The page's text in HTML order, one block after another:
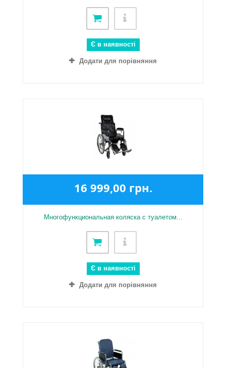
Є в наявності
Додати для порівняння
16 999,00 грн.
Многофункциональная коляска с туалетом...
Є в наявності
Додати для порівняння